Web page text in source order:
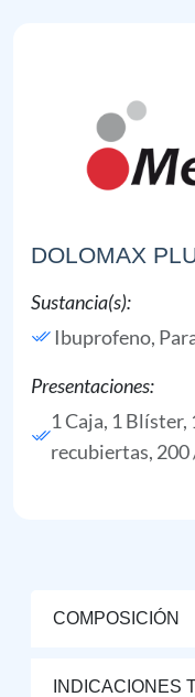
DOLOMAX
Sustancia(s):
Ibuprofeno,
Presentaciones:
1 Caja, 1 Blíster,
recubiertas,
COMPOSICIÓN
INDICACIONES